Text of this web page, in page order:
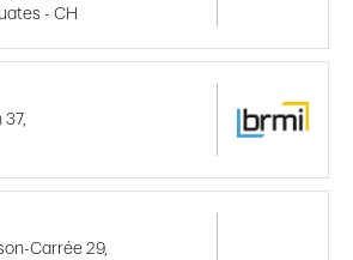
- CH
Carrée 29,